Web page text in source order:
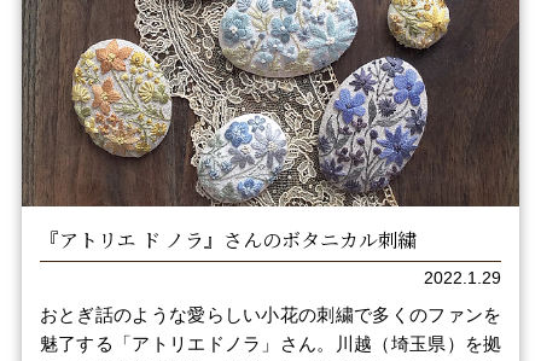
『アトリエ ド ノラ』さんのボタニカル刺繍
2022.1.29
おとぎ話のような愛らしい小花の刺繍で多くのファンを
魅了する「アトリエドノラ」さん。川越（埼玉県）を拠